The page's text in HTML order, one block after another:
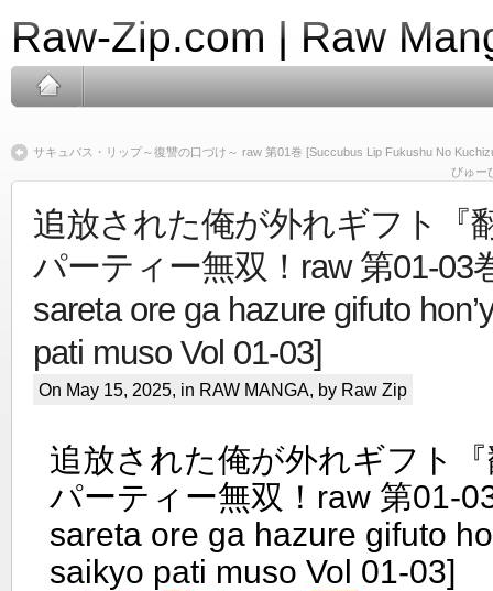
Raw-Zip.com | Raw
サキュバス・リップ～復讐の口づけ～ raw 第01巻 [Succubus Lip Fukushu No
びゅー
追放された俺が外れギフト『
パーティー無双！raw 第01-03
sareta ore ga hazure gifuto
pati muso Vol 01-03]
On May 15, 2025, in RAW MANGA, by Raw Zip
追放された俺が外れギフト
パーティー無双！raw 第01-
sareta ore ga hazure gifuto
saikyo pati muso Vol 01-03]